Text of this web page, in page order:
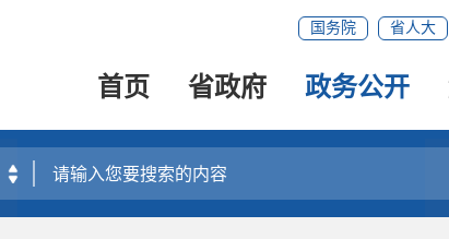
国务院 省人大
首页 省政府 政务公开